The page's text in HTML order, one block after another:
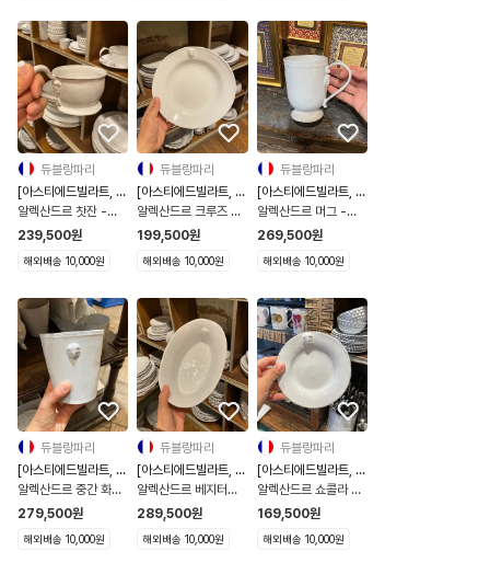
듀블랑파리
[아스티에드빌라트, 해
외직구]
알렉산드르 찻잔 -
TSSALX1
239,500원
해외배송 10,000원
듀블랑파리
[아스티에드빌라트, 해
외직구]
알렉산드르 크루즈 접
시 - ASCALX1
199,500원
해외배송 10,000원
듀블랑파리
[아스티에드빌라트, 해
외직구]
알렉산드르 머그 -
TSSALX3
269,500원
해외배송 10,000원
듀블랑파리
[아스티에드빌라트, 해
외직구]
알렉산드르 중간 화병
- POTALX3
279,500원
해외배송 10,000원
듀블랑파리
[아스티에드빌라트, 해
외직구]
알렉산드르 베지터블
플래터 - LGMALX1
289,500원
해외배송 10,000원
듀블랑파리
[아스티에드빌라트, 해
외직구]
알렉산드르 쇼콜라 찻
잔 소서 - SSCALX3
169,500원
해외배송 10,000원